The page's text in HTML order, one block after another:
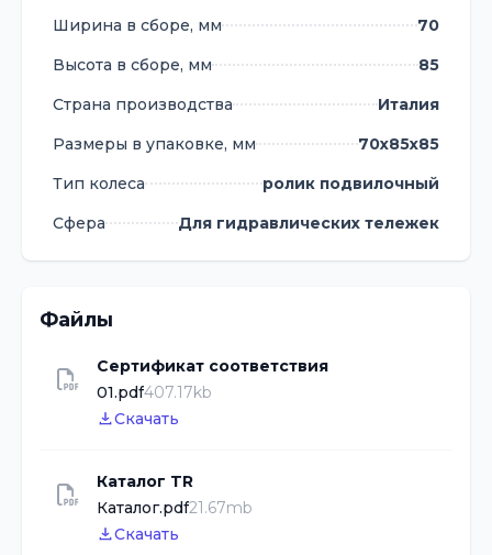
Ширина в сборе, мм
70
Высота в сборе, мм
85
Страна производства
Италия
Размеры в упаковке, мм
70х85х85
Тип колеса
ролик подвилочный
Сфера
Для гидравлических тележек
Файлы
Сертификат соответствия
01.pdf407.17kb
Скачать
Каталог TR
Каталог.pdf21.67mb
Скачать